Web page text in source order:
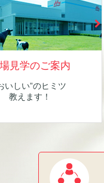
見学のご案内
いしい”のヒミツ
教えます！